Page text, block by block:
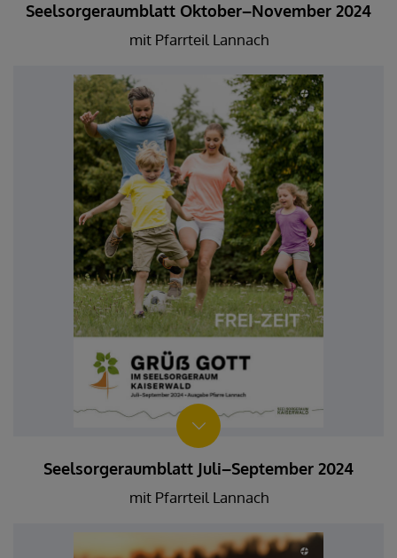
Seelsorgeraumblatt Oktober–November 2024
mit Pfarrteil Lannach
Seelsorgeraumblatt Juli–September 2024
mit Pfarrteil Lannach